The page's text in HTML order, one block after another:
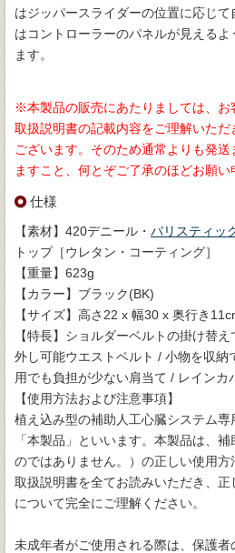
はジッパースライダーの位置に応じ
はコントローラーのパネルが見える
ます。
※本製品の販売にあたりましては、お
取扱説明書の記載内容をご理解いた
ございます。そのため通常よりも発
ますこと、何とぞご了承のほどお願い
仕様
【素材】420デニール・ バリスティッ
トップ［ウレタン・コーティング］
【重量】623g
【カラー】ブラック(BK)
【サイズ】高さ22 x 幅30 x 奥行き
【特長】ショルダーベルトの掛け替
外し可能ウエストベルト / 小物を収納
用でも負担が少ない肩当て / レインカ
【使用方法および注意事項】
植え込み型の補助人工心臓システム
「本製品」といいます。本製品は、
のではありません。）の正しい使用
取扱説明書を全てお読みいただき、
について完全にご理解ください。
未成年者がご使用される際は、保護